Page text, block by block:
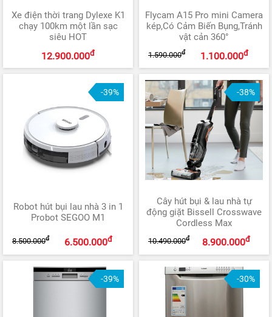
Xe điện thời trang Dylexe K1
chạy 100km một lần sạc
siêu HOT
12.900.000đ
Flycam A15 Pro mini Camera
kép,Có Cảm Biến Bụng,Tránh
vật cản 360°
1.100.000đ
1.590.000đ
-39%
Robot hút bụi lau nhà 3 in 1
Probot SEGOO M1
6.500.000đ
8.500.000đ
-38%
Cây hút bụi & lau nhà tự
động giặt Bissell Crosswave
Cordless Max
8.900.000đ
10.490.000đ
-39% -30%